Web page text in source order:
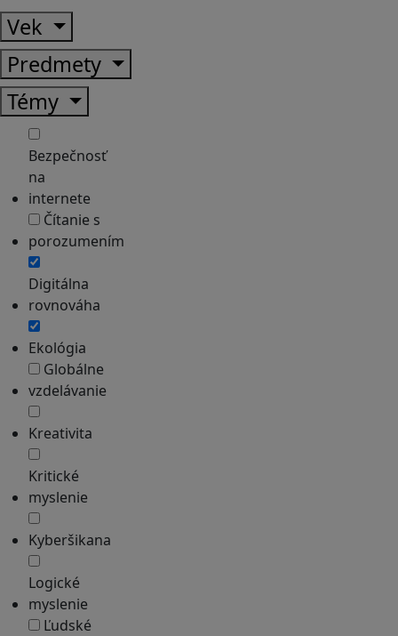
Vek
Predmety
Témy
Bezpečnosť
na
internete
Čítanie s
porozumením
Digitálna
rovnováha
Ekológia
Globálne
vzdelávanie
Kreativita
Kritické
myslenie
Kyberšikana
Logické
myslenie
Ľudské